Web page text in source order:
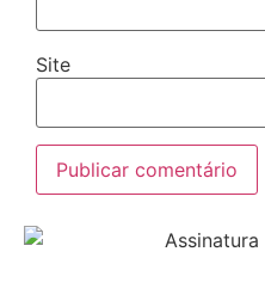
Site